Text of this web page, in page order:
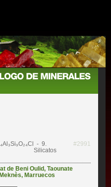
- 9.
Silicatos
#2991
de Beni Oulid,Taounate
, Marruecos